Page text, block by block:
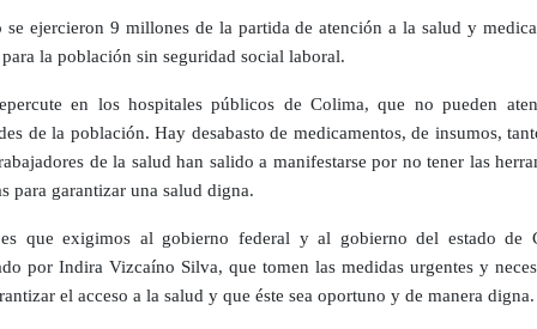
se ejercieron 9 millones de la partida de atención a la salud y
la población sin seguridad social laboral.
en los hospitales públicos de Colima, que no pueden
de la población. Hay desabasto de medicamentos, de insumos,
de la salud han salido a manifestarse por no tener las
para garantizar una salud digna.
que exigimos al gobierno federal y al gobierno del estado de
por Indira Vizcaíno Silva, que tomen las medidas urgentes y
el acceso a la salud y que éste sea oportuno y de manera digna.